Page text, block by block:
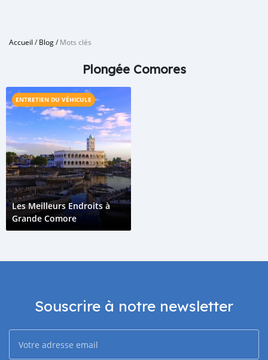
Accueil /Blog/Mots clés
Plongée Comores
ENTRETIEN DU VÉHICULE
Les Meilleurs Endroits à
Grande Comore
Souscrire à notre newsletter